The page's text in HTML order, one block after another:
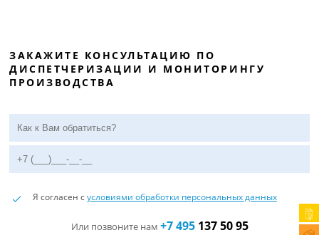
ЗАКАЖИТЕ КОНСУЛЬТАЦИЮ ПО
ДИСПЕТЧЕРИЗАЦИИ И МОНИТОРИНГУ
ПРОИЗВОДСТВА
Я согласен сусловиями обработки персональных данных
Или позвоните нам +7 495137 50 95